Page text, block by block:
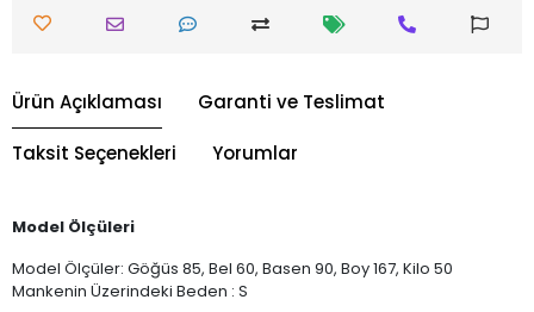
Ürün Açıklaması Garanti ve Teslimat
Taksit Seçenekleri Yorumlar
Model Ölçüleri
Model Ölçüler: Göğüs 85, Bel 60, Basen 90, Boy 167, Kilo 50
Mankenin Üzerindeki Beden : S